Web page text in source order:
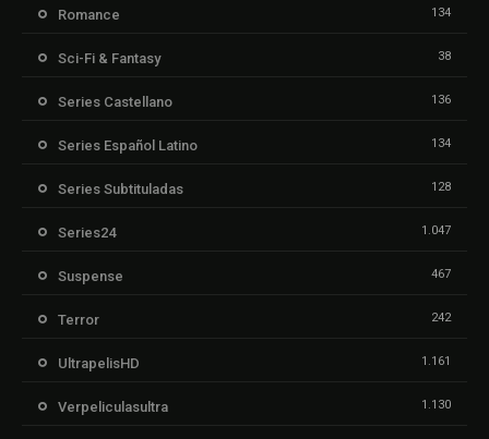
Romance 134
Sci-Fi & Fantasy 38
Series Castellano 136
Series Español Latino 134
Series Subtituladas 128
Series24 1.047
Suspense 467
Terror 242
UltrapelisHD 1.161
Verpeliculasultra 1.130